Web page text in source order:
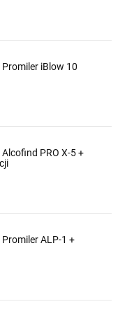
iBlow 10
PRO X-5 +
ALP-1 +